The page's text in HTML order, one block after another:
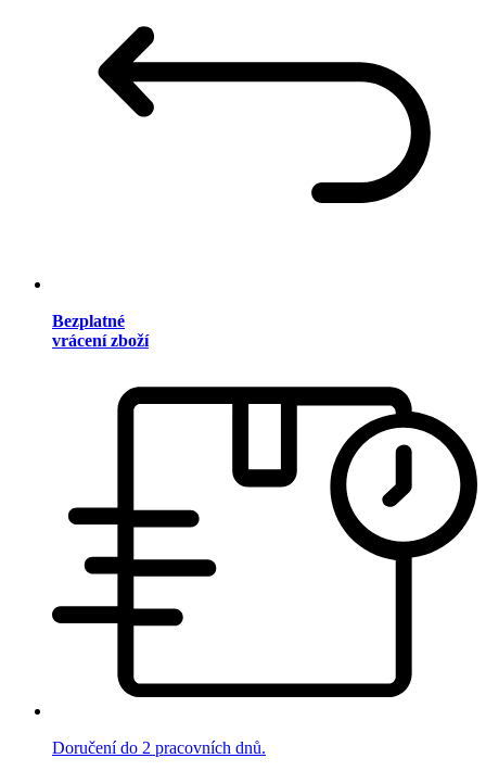
Bezplatné
vrácení zboží
Doručení do 2 pracovních dnů.